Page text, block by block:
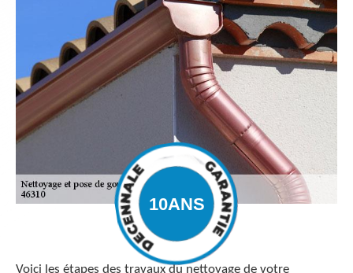
Voici les étapes des travaux du nettoyage de votre